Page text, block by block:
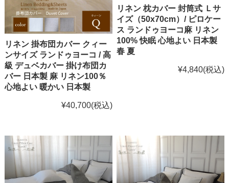
リネン 掛布団カバー クィー
ンサイズ ランドゥヨーコ / 高
級 デュベカバー 掛け布団カ
バー 日本製 麻 リネン100％
心地よい 暖かい 日本製
¥40,700(税込)
リネン 枕カバー 封筒式 Ｌサ
イズ（50x70cm）/ ピロケー
ス ランドゥヨーコ麻 リネン
100% 快眠 心地よい 日本製
春 夏
¥4,840(税込)